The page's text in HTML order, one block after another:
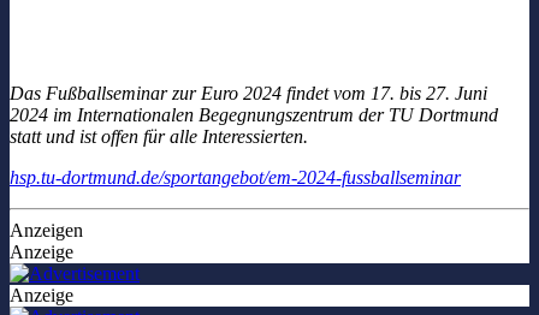
Das Fußballseminar zur Euro 2024 findet vom 17. bis 27. Juni
2024 im Internationalen Begegnungszentrum der TU Dortmund
statt und ist offen für alle Interessierten.
hsp.tu-dortmund.de/sportangebot/em-2024-fussballseminar
Anzeigen
Anzeige
Anzeige